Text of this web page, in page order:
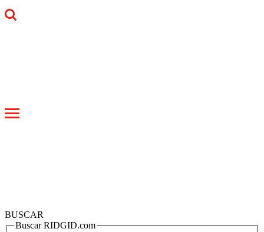
Toggle
BUSCAR
Buscar RIDGID.com